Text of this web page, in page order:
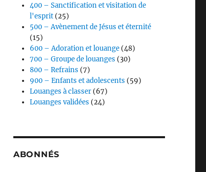
400 – Sanctification et visitation de
l'esprit (25)
500 – Avènement de Jésus et éternité
(15)
600 – Adoration et louange (48)
700 – Groupe de louanges (30)
800 – Refrains (7)
900 – Enfants et adolescents (59)
Louanges à classer (67)
Louanges validées (24)
ABONNÉS